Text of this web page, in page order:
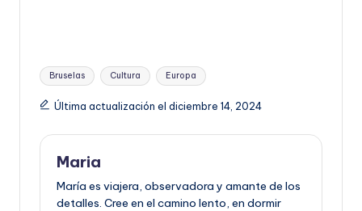
Etiquetas:
Bruselas Cultura Europa
Última actualización el diciembre 14, 2024
Maria
María es viajera, observadora y amante de los
detalles. Cree en el camino lento, en dormir